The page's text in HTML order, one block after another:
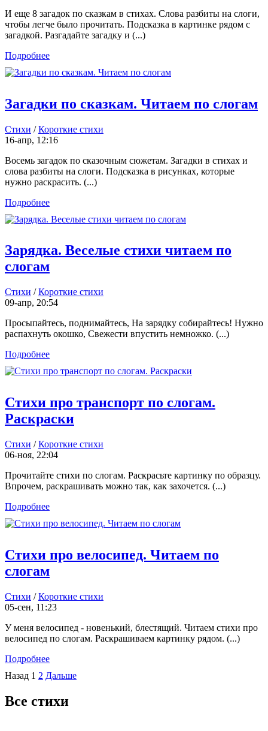
И еще 8 загадок по сказкам в стихах. Слова разбиты на слоги,
чтобы легче было прочитать. Подсказка в картинке рядом с
загадкой. Разгадайте загадку и (...)
Подробнее
Загадки по сказкам. Читаем по слогам
Стихи /Короткие стихи
16-апр, 12:16
Восемь загадок по сказочным сюжетам. Загадки в стихах и
слова разбиты на слоги. Подсказка в рисунках, которые
нужно раскрасить. (...)
Подробнее
Зарядка. Веселые стихи читаем по
слогам
Стихи /Короткие стихи
09-апр, 20:54
Просыпайтесь, поднимайтесь, На зарядку собирайтесь! Нужно
распахнуть окошко, Свежести впустить немножко. (...)
Подробнее
Стихи про транспорт по слогам.
Раскраски
Стихи /Короткие стихи
06-ноя, 22:04
Прочитайте стихи по слогам. Раскрасьте картинку по образцу.
Впрочем, раскрашивать можно так, как захочется. (...)
Подробнее
Стихи про велосипед. Читаем по
слогам
Стихи /Короткие стихи
05-сен, 11:23
У меня велосипед - новенький, блестящий. Читаем стихи про
велосипед по слогам. Раскрашиваем картинку рядом. (...)
Подробнее
Назад 1 2 Дальше
Все стихи